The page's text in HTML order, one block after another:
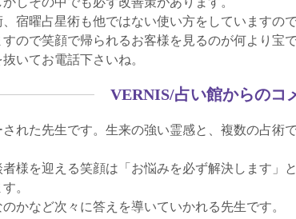
宿曜占星術も他ではない使い方をしていますの
ので笑顔で帰られるお客様を見るのが何より宝で
いてお電話下さいね。
VERNIS/占い館からのコ
れた先生です。生来の強い霊感と、複数の占
様を迎える笑顔は「お悩みを必ず解決します」
。
かなど次々に答えを導いていかれる先生です。